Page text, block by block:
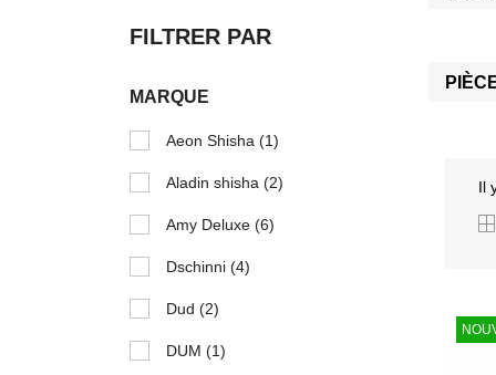
FILTRER PAR
MARQUE
Aeon Shisha (1)
Aladin shisha (2)
Amy Deluxe (6)
Dschinni (4)
Dud (2)
DUM (1)
Il